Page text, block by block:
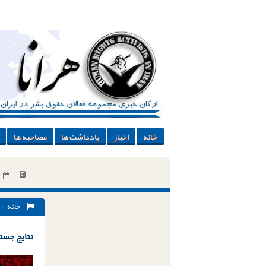
خانه اخبار یادداشت ها مصاحبه ها
خانه
نتایج